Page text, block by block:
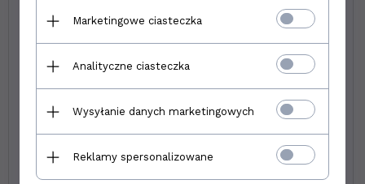
Goetan Hampton Beige Pre Cut 45x45
Marketingowe ciasteczka
Analityczne ciasteczka
Wysyłanie danych marketingowych
Reklamy spersonalizowane